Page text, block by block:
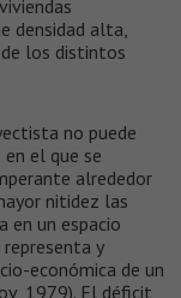
densidad alta,
de los distintos
no puede
el que se
alrededor
nitidez las
en un espacio
y
económica de un
1979). El déficit